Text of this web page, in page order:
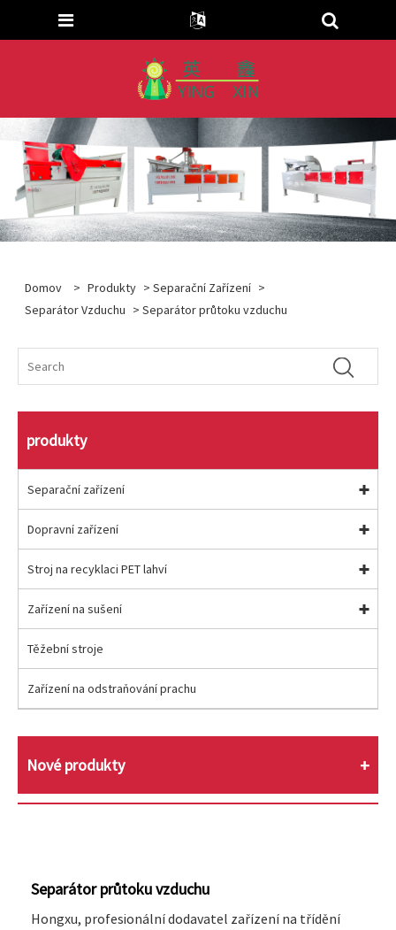
Domov > Produkty >Separační Zařízení >
Separátor Vzduchu > Separátor průtoku vzduchu
produkty
Separační zařízení
Dopravní zařízení
Stroj na recyklaci PET lahví
Zařízení na sušení
Těžební stroje
Zařízení na odstraňování prachu
Nové produkty
Separátor průtoku vzduchu
Hongxu, profesionální dodavatel zařízení na třídění